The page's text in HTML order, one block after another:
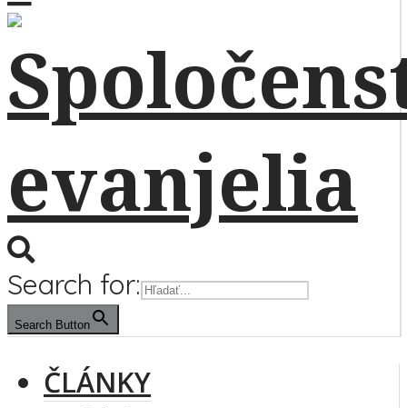
Search for:
Search Button
ČLÁNKY